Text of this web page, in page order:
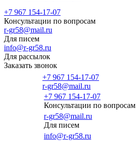
+7 967 154-17-07
Консультации по вопросам
r-gr58@mail.ru
Для писем
info@r-gr58.ru
Для рассылок
Заказать звонок
+7 967 154-17-07
r-gr58@mail.ru
+7 967 154-17-07
Консультации по вопросам
r-gr58@mail.ru
Для писем
info@r-gr58.ru